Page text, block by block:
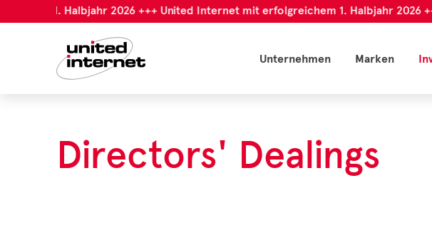
1. Halbjahr 2026 +++ United Internet mit erfolgreichem 1. Halbjahr 2026 +++
Unternehmen Marken
Directors' Dealings